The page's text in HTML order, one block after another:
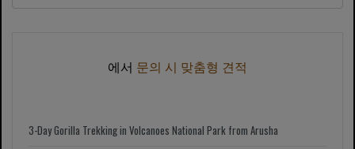
에서 문의 시 맞춤형 견적